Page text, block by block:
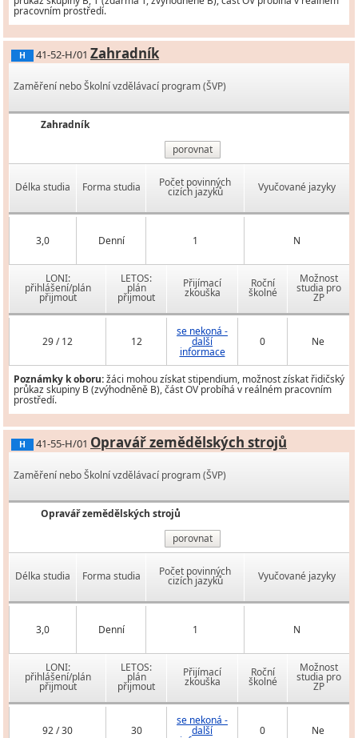
pracovním prostředí.
H 41-52-H/01 Zahradník
Zaměření nebo Školní vzdělávací program (ŠVP)
Zahradník
porovnat
Délka studia Forma studia Počet povinných
cizích jazyků Vyučované jazyky
3,0 Denní 1 N
LONI:
přihlášení/plán
přijmout
LETOS:
plán
přijmout
Přijímací
zkouška
Roční
školné
Možnost
studia pro
ZP
29 / 12 12
se nekoná -
další
informace
0 Ne
Poznámky k oboru:žáci mohou získat stipendium, možnost získat řidičský
průkaz skupiny B (zvýhodněně B), část OV probíhá v reálném pracovním
prostředí.
H 41-55-H/01 Opravář zemědělských strojů
Zaměření nebo Školní vzdělávací program (ŠVP)
Opravář zemědělských strojů
porovnat
Délka studia Forma studia Počet povinných
cizích jazyků Vyučované jazyky
3,0 Denní 1 N
LONI:
přihlášení/plán
přijmout
LETOS:
plán
přijmout
Přijímací
zkouška
Roční
školné
Možnost
studia pro
ZP
92 / 30 30
se nekoná -
další 0 Ne